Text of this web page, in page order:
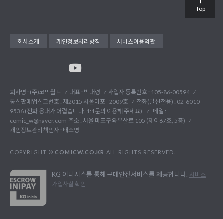
회사소개 개인정보처리방침 서비스이용약관
회사명 : (주)코믹월드 대표 : 박대령
사업자 등록번호 : 105-86-00594
통신판매업신고번호 : 제2015 서울마포 - 2009호
전화(발신전용) : 02-6010-
9536 (전화 응대가 어렵습니다. 1:1문의 이용해 주세요)
메일 :
comic_w@naver.com 주소 : 서울 마포구 와우산로 105 (제이67호, 5층)
개인정보관리책임자 : 배소영
COPYRIGHT © COMICW.CO.KR ALL RIGHTS RESERVED.
KG 이니시스를 통해 구매안전서비스를 제공합니다. 서비스
가입사실 확인
Top